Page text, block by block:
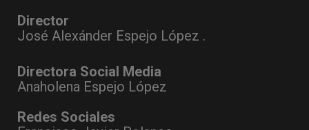
Director
José Alexánder Espejo López .
Directora Social Media
Anaholena Espejo López
Redes Sociales